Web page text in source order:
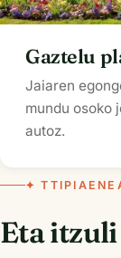
Gaztelu
Jaiaren
mundu osoko
autoz.
✦
Eta